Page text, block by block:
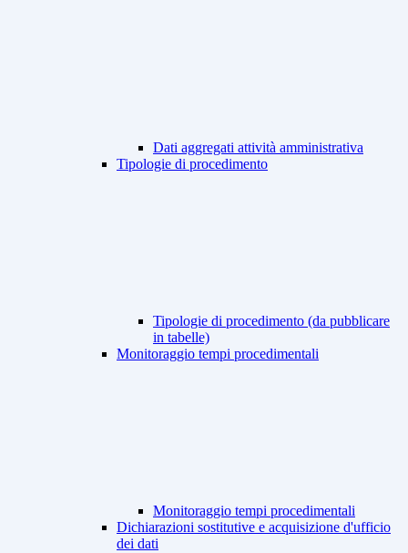
Dati aggregati attività amministrativa
Tipologie di procedimento
Tipologie di procedimento (da pubblicare
in tabelle)
Monitoraggio tempi procedimentali
Monitoraggio tempi procedimentali
Dichiarazioni sostitutive e acquisizione d'ufficio
dei dati